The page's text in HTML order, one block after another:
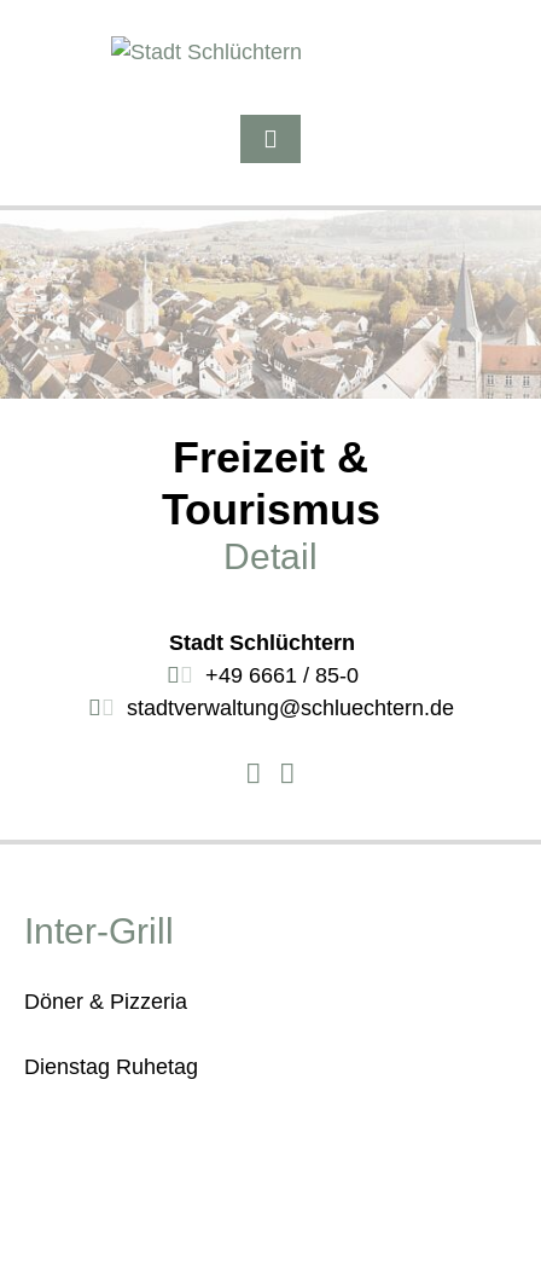
Freizeit &
Tourismus
Detail
Stadt Schlüchtern
+49 6661 / 85-0
stadtverwaltung@schluechtern.de
Inter-Grill
Döner & Pizzeria
Dienstag Ruhetag